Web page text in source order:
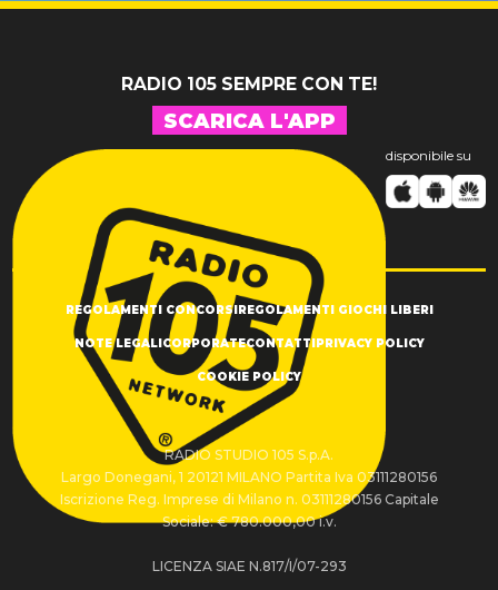
RADIO 105 SEMPRE CON TE!
SCARICA L'APP
disponibile su
REGOLAMENTI CONCORSIREGOLAMENTI GIOCHI LIBERI
NOTE LEGALICORPORATECONTATTIPRIVACY POLICY
COOKIE POLICY
RADIO STUDIO 105 S.p.A.
Largo Donegani, 1 20121 MILANO Partita Iva 03111280156
Iscrizione Reg. Imprese di Milano n. 03111280156 Capitale
Sociale: € 780.000,00 i.v.
LICENZA SIAE N.817/I/07-293